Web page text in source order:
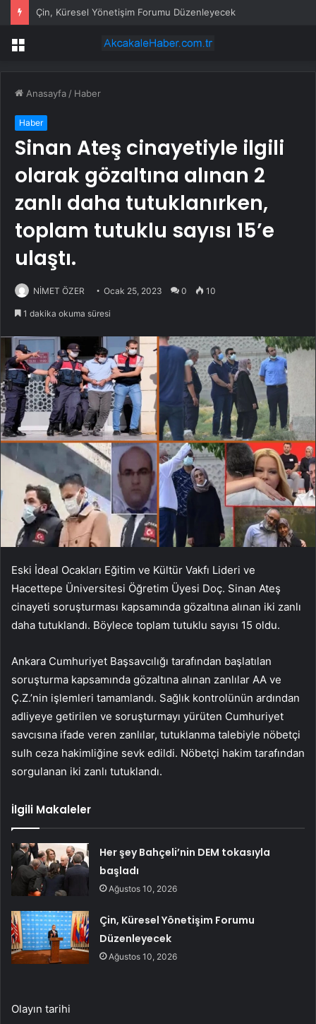
Çin, Küresel Yönetişim Forumu Düzenleyecek
Menü
Anasayfa / Haber
Haber
Sinan Ateş cinayetiyle ilgili
olarak gözaltına alınan 2
zanlı daha tutuklanırken,
toplam tutuklu sayısı 15’e
ulaştı.
NİMET ÖZER Ocak 25, 2023 0 10
1 dakika okuma süresi
Eski İdeal Ocakları Eğitim ve Kültür Vakfı Lideri ve
Hacettepe Üniversitesi Öğretim Üyesi Doç. Sinan Ateş
cinayeti soruşturması kapsamında gözaltına alınan iki zanlı
daha tutuklandı. Böylece toplam tutuklu sayısı 15 oldu.
Ankara Cumhuriyet Başsavcılığı tarafından başlatılan
soruşturma kapsamında gözaltına alınan zanlılar AA ve
Ç.Z.’nin işlemleri tamamlandı. Sağlık kontrolünün ardından
adliyeye getirilen ve soruşturmayı yürüten Cumhuriyet
savcısına ifade veren zanlılar, tutuklanma talebiyle nöbetçi
sulh ceza hakimliğine sevk edildi. Nöbetçi hakim tarafından
sorgulanan iki zanlı tutuklandı.
İlgili Makaleler
Her şey Bahçeli’nin DEM tokasıyla
başladı
Ağustos 10, 2026
Çin, Küresel Yönetişim Forumu
Düzenleyecek
Ağustos 10, 2026
Olayın tarihi